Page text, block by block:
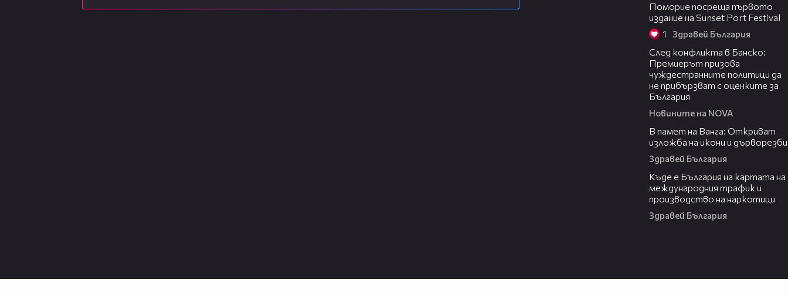
Поморие посреща първото
издание на Sunset Port Festival
1 Здравей България
След конфликта в Банско:
Премиерът призова
чуждестранните политици да
не прибързват с оценките за
България
Новините на NOVA
В памет на Ванга: Откриват
изложба на икони и дърворезби
Здравей България
Къде е България на картата на
международния трафик и
производство на наркотици
Здравей България